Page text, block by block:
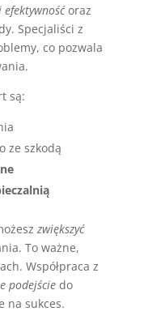
efektywnośćoraz
Specjaliści z
co pozwala
są:
ze szkodą
zwiększyć
To ważne,
Współpraca z
podejściedo
na sukces.